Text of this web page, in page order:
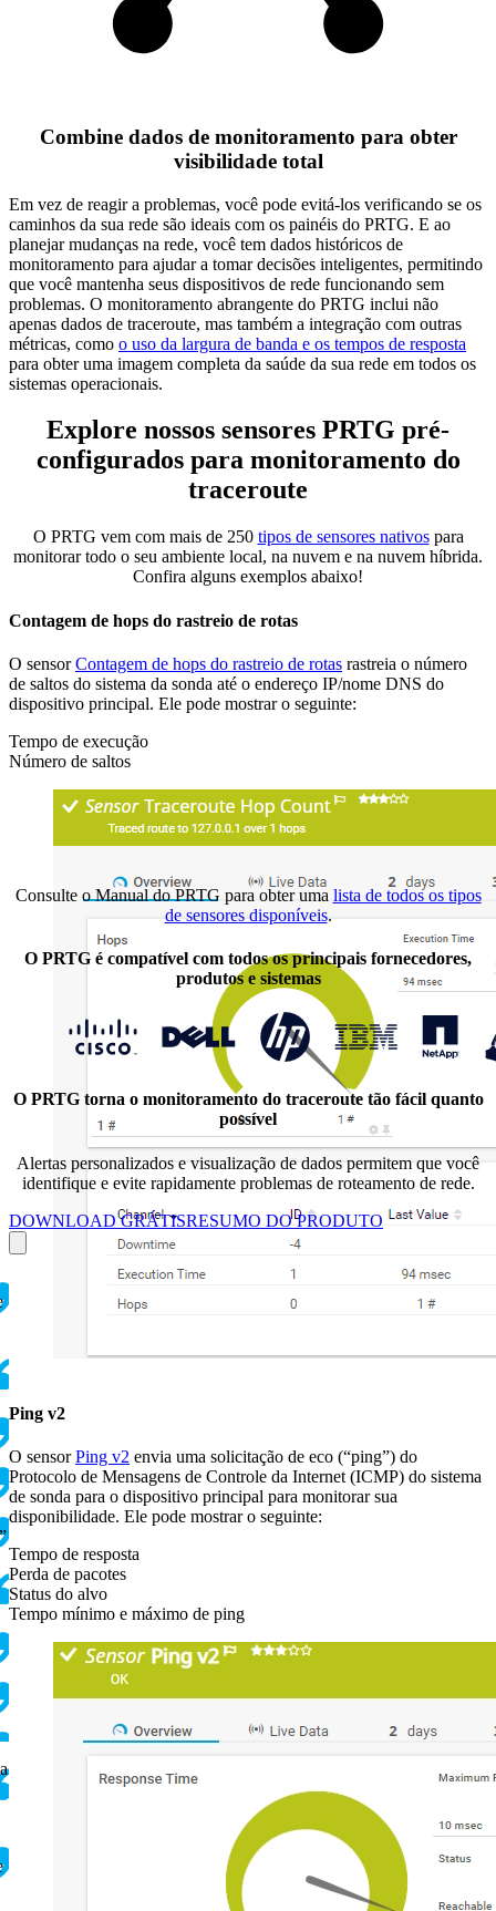
Combine dados de monitoramento para obter
visibilidade total
Em vez de reagir a problemas, você pode evitá-los verificando se os
caminhos da sua rede são ideais com os painéis do PRTG. E ao
planejar mudanças na rede, você tem dados históricos de
monitoramento para ajudar a tomar decisões inteligentes, permitindo
que você mantenha seus dispositivos de rede funcionando sem
problemas. O monitoramento abrangente do PRTG inclui não
apenas dados de traceroute, mas também a integração com outras
métricas, como o uso da largura de banda e os tempos de resposta
para obter uma imagem completa da saúde da sua rede em todos os
sistemas operacionais.
Explore nossos sensores PRTG pré-
configurados para monitoramento do
traceroute
O PRTG vem com mais de 250 tipos de sensores nativospara
monitorar todo o seu ambiente local, na nuvem e na nuvem híbrida.
Confira alguns exemplos abaixo!
Contagem de hops do rastreio de rotas
O sensorContagem de hops do rastreio de rotas rastreia o número
de saltos do sistema da sonda até o endereço IP/nome DNS do
dispositivo principal. Ele pode mostrar o seguinte:
Tempo de execução
Número de saltos
Ping v2
O sensorPing v2 envia uma solicitação de eco (“ping”) do
Protocolo de Mensagens de Controle da Internet (ICMP) do sistema
de sonda para o dispositivo principal para monitorar sua
disponibilidade. Ele pode mostrar o seguinte:
Tempo de resposta
Perda de pacotes
Status do alvo
Tempo mínimo e máximo de ping
Consulte o Manual do PRTG para obter uma lista de todos os tipos
de sensores disponíveis.
O PRTG é compatível com todos os principais fornecedores,
produtos e sistemas
O PRTG torna o monitoramento do traceroute tão fácil quanto
possível
Alertas personalizados e visualização de dados permitem que você
identifique e evite rapidamente problemas de roteamento de rede.
DOWNLOAD GRÁTISRESUMO DO PRODUTO